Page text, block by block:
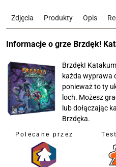
Zdjęcia Produkty Opis
Informacje o grze Brzdęk!
Brzdęk!
każda wyprawa
ponieważ to ty
loch. Możesz
lub dołączając
Brzdęka.
Polecane przez